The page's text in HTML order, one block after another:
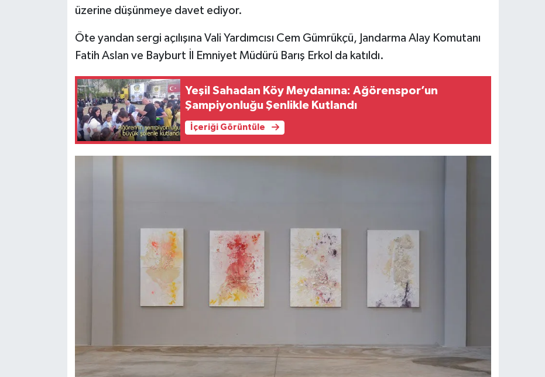
üzerine düşünmeye davet ediyor.
Öte yandan sergi açılışına Vali Yardımcısı Cem Gümrükçü, Jandarma Alay Komutanı
Fatih Aslan ve Bayburt İl Emniyet Müdürü Barış Erkol da katıldı.
Yeşil Sahadan Köy Meydanına: Ağörenspor’un
Şampiyonluğu Şenlikle Kutlandı
İçeriği Görüntüle